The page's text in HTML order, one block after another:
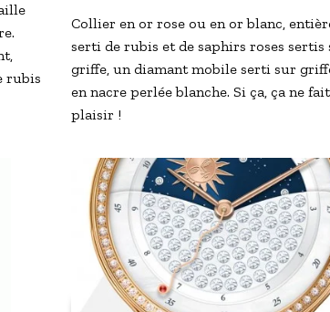
rubis
Collier en or rose ou en or blanc,
serti de rubis et de saphirs roses sertis
griffe, un diamant mobile serti sur
en nacre perlée blanche. Si ça, ça ne
plaisir !